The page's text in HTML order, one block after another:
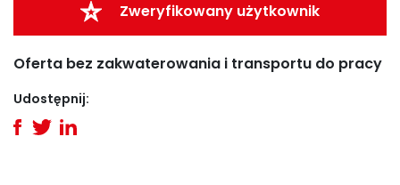
Zweryfikowany użytkownik
Oferta bez zakwaterowania i transportu do pracy
Udostępnij: